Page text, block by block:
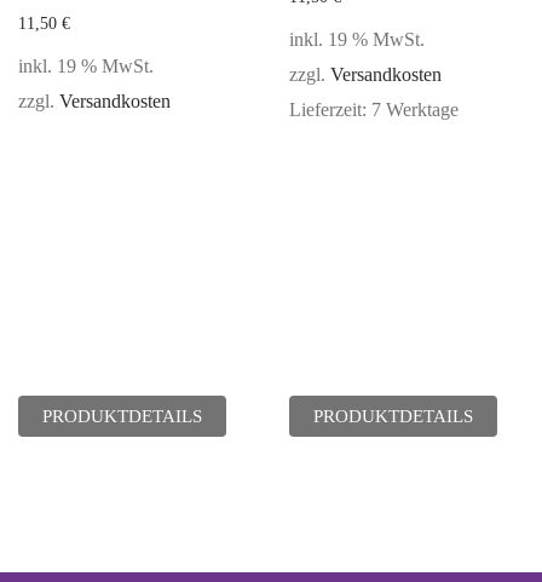
11,50 €
inkl. 19 % MwSt.
zzgl. Versandkosten
PRODUKTDETAILS
inkl. 19 % MwSt.
zzgl. Versandkosten
Lieferzeit: 7 Werktage
PRODUKTDETAILS